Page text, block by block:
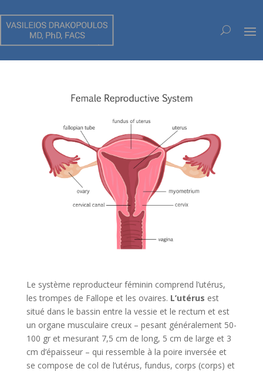
HYSTÉRECTOMIE LAPAROSCOPIQUE
Le système reproducteur féminin comprend l’utérus,
les trompes de Fallope et les ovaires. L’utérus est
situé dans le bassin entre la vessie et le rectum et est
un organe musculaire creux – pesant généralement 50-
100 gr et mesurant 7,5 cm de long, 5 cm de large et 3
cm d’épaisseur – qui ressemble à la poire inversée et
se compose de col de l’utérus, fundus, corps (corps) et